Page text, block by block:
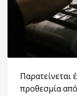
Παρατείνεται
προθεσμία